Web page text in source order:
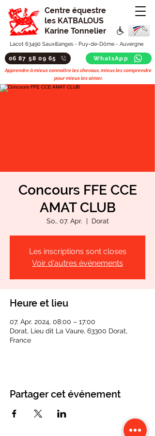
Centre équestre
les KATBALOUS
Karine Tonnelier
Lacot 63490 Sauxillanges - Puy-de-Dôme - Auvergne
06 87 58 09 65 WhatsApp
Apprendre à mieux connaitre les chevaux, mieux les comprendre
pour mieux les aimer.
Concours FFE CCE
AMAT CLUB
So., 07. Apr.
  |
Dorat
Les inscriptions sont closes
Voir d'autres événements
Heure et lieu
07. Apr. 2024, 08:00 – 17:00
Dorat, Lieu dit La Vaure, 63300 Dorat,
France
Partager cet événement